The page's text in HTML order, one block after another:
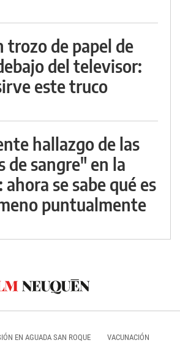
trozo de papel de
del televisor:
este truco
hallazgo de las
de sangre" en la
se sabe qué es
puntualmente
EN AGUADA SAN ROQUE VACUNACIÓN